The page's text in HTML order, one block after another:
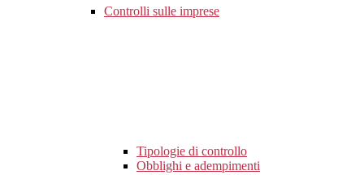
Controlli sulle imprese
Tipologie di controllo
Obblighi e adempimenti